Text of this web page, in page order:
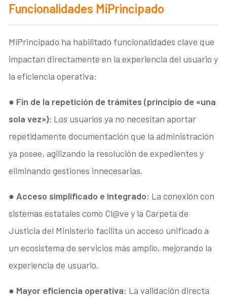
Funcionalidades MiPrincipado
MiPrincipado ha habilitado funcionalidades clave que
impactan directamente en la experiencia del usuario y
la eficiencia operativa:
● Fin de la repetición de trámites (principio de «una
sola vez»): Los usuarios ya no necesitan aportar
repetidamente documentación que la administración
ya posee, agilizando la resolución de expedientes y
eliminando gestiones innecesarias.
● Acceso simplificado e integrado: La conexión con
sistemas estatales como Cl@ve y la Carpeta de
Justicia del Ministerio facilita un acceso unificado a
un ecosistema de servicios más amplio, mejorando la
experiencia de usuario.
● Mayor eficiencia operativa: La validación directa